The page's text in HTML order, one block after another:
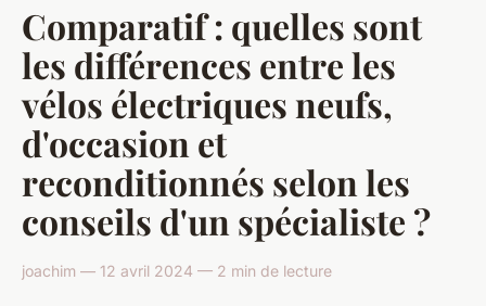
Comparatif : quelles sont
les différences entre les
vélos électriques neufs,
d'occasion et
reconditionnés selon les
conseils d'un spécialiste ?
joachim — 12 avril 2024 — 2 min de lecture